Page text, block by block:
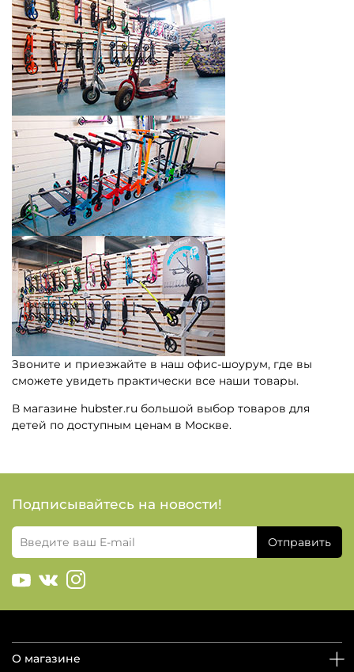
Звоните и приезжайте в наш офис-шоурум, где вы
сможете увидеть практически все наши товары.
В магазине hubster.ru большой выбор товаров для
детей по доступным ценам в Москве.
Подписывайтесь на новости!
Отправить
О магазине